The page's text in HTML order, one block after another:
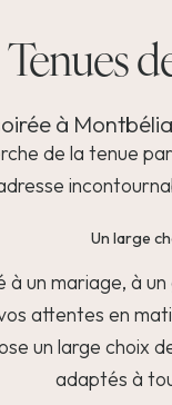
Tenues
à
de la tenue
Un large
à un mariage, à
attentes en
un large choix
adaptés à